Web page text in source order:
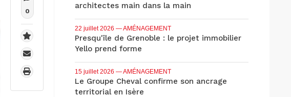
0
architectes main dans la main
22 juillet 2026 — AMÉNAGEMENT
Presqu'île de Grenoble : le projet immobilier
Yello prend forme
15 juillet 2026 — AMÉNAGEMENT
Le Groupe Cheval confirme son ancrage
territorial en Isère